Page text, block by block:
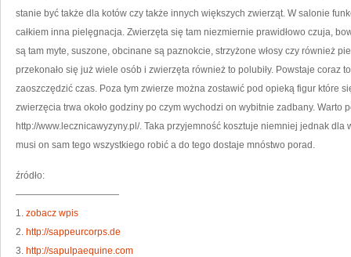
Z
stanie być także dla kotów czy także innych większych zwierząt. W salonie
całkiem inna pielęgnacja. Zwierzęta się tam niezmiernie prawidłowo czuja,
są tam myte, suszone, obcinane są paznokcie, strzyżone włosy czy również
przekonało się już wiele osób i zwierzęta również to polubiły. Powstaje coraz
zaoszczędzić czas. Poza tym zwierze można zostawić pod opieką figur które
zwierzęcia trwa około godziny po czym wychodzi on wybitnie zadbany. Warto
http://www.lecznicawyzyny.pl/. Taka przyjemność kosztuje niemniej jednak dla
musi on sam tego wszystkiego robić a do tego dostaje mnóstwo porad.
źródło:
———————————
1. zobacz wpis
2. http://sappeurcorps.de
3. http://sapulpaequine.com